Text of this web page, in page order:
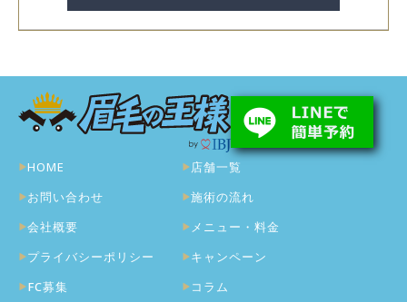
HOME
お問い合わせ
会社概要
プライバシーポリシー
FC募集
店舗一覧
施術の流れ
メニュー・料金
キャンペーン
コラム